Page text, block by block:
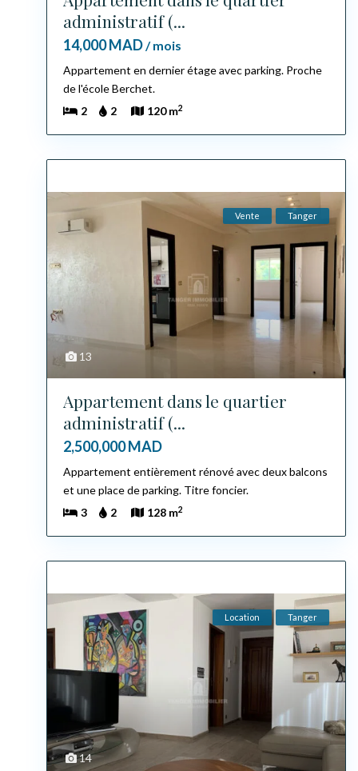
administratif (...
14,000 MAD/ mois
Appartement en dernier étage avec parking. Proche
de l'école Berchet.
2
2 120 m2
13
Vente Tanger
Appartement dans le quartier
administratif (...
2,500,000 MAD
Appartement entièrement rénové avec deux balcons
et une place de parking. Titre foncier.
3
2 128 m2
14
Location Tanger